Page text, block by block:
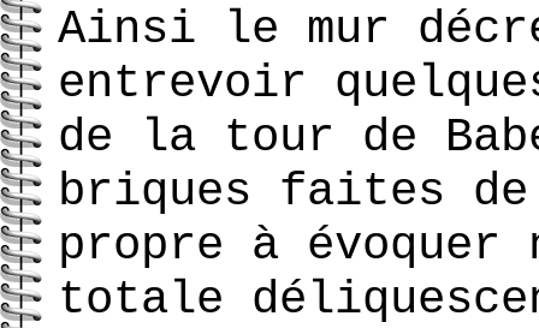
Ainsi le mur
entrevoir
de la tour de
briques faites de
propre à
totale